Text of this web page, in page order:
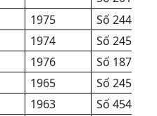
1975
Số 2445/
1974
Số 2454/
1976
Số 1871/
1965
Số 2454/
1963
Số 454/